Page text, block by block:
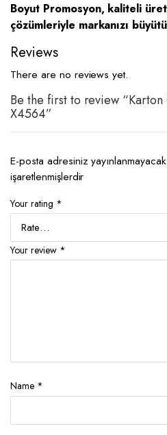
Boyut Promosyon, kaliteli
çözümleriyle markanızı
Reviews
There are no reviews yet.
Be the first to review
X4564”
E-posta adresiniz
işaretlenmişlerdir
Your rating *
Your review *
Name *